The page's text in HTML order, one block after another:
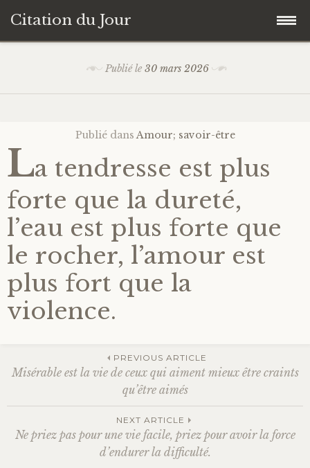
Citation du Jour
contenu
Savoir-être
Connaissance de soi
Sérénité
Moment présent
Conscience
Mission de vie
Publié le30 mars 2026
Publié dansAmour; savoir-être
La tendresse est plus
forte que la dureté,
l’eau est plus forte que
le rocher, l’amour est
plus fort que la
violence.
Navigation
des
PREVIOUS ARTICLE
Misérable est la vie de ceux qui aiment mieux être craints
qu’être aimés
NEXT ARTICLE
Ne priez pas pour une vie facile, priez pour avoir la force
d’endurer la difficulté.